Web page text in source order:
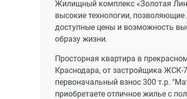
Жилищный комплекс «Золотая
высокие технологии,
доступные цены и возможность
образу жизни.
Просторная квартира в
Краснодара, от застройщика ЖСК-
первоначальный взнос 300 т.р.
приобретаете отличное жилье с